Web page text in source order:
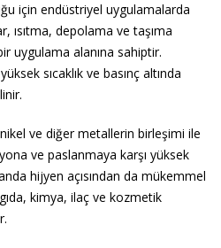
için endüstriyel uygulamalarda
ısıtma, depolama ve taşıma
uygulama alanına sahiptir.
sıcaklık ve basınç altında
ve diğer metallerin birleşimi ile
ve paslanmaya karşı yüksek
hijyen açısından da mükemmel
kimya, ilaç ve kozmetik